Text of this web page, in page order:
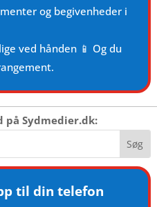
og begivenheder i
ved hånden 📱 Og du
på Sydmedier.dk:
til din telefon